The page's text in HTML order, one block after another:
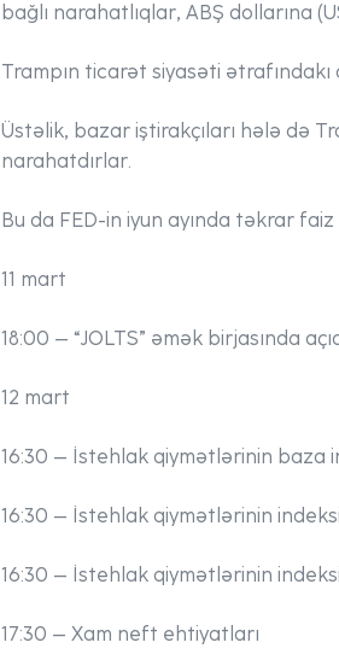
bağlı narahatlıqlar, ABŞ dollarına
Trampın ticarət siyasəti
Üstəlik, bazar iştirakçıları hələ də
narahatdırlar.
Bu da FED-in iyun ayında təkrar
11 mart
18:00 – “JOLTS” əmək birjasında
12 mart
16:30 – İstehlak qiymətlərinin baza
16:30 – İstehlak qiymətlərinin
16:30 – İstehlak qiymətlərinin
17:30 – Xam neft ehtiyatları